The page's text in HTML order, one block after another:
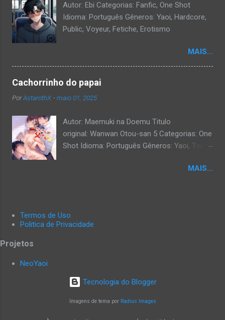
Autor: Ebi Categorias: Fanfic, One Shot
Idioma: Português Gêneros: Yaoi, Hardcore,
Public, Voyeur, Fetiche, Erotismo
MAIS...
Cachorrinho do papai
PorAstarothX -maio 01, 2025
Autor: Maemuki na Doemu Titulo
original: Wanwan Otou-san 5 Categorias: One
Shot Idioma: Português Gêneros: Yaoi, Twink,
MAIS...
Termos de Uso
Politica de Privacidade
Projetos
NeoYaoi
Tecnologia do Blogger
Imagens de tema por Radius Images